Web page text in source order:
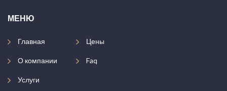
МЕНЮ
Главная
О компании
Услуги
Цены
Faq